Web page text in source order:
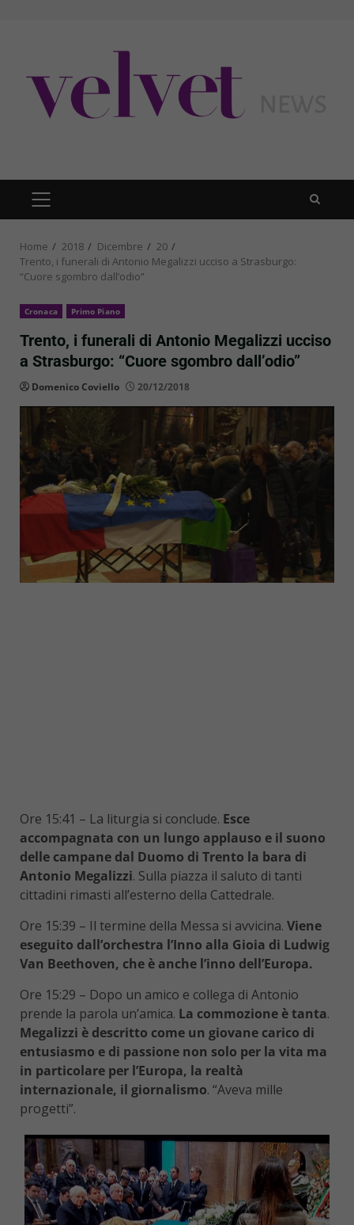
PRIMARY
MENU
Home 2018 Dicembre
20
Trento, i funerali di Antonio Megalizzi ucciso a Strasburgo:
“Cuore sgombro dall’odio”
Cronaca Primo Piano
Trento, i funerali di Antonio Megalizzi ucciso
a Strasburgo: “Cuore sgombro dall’odio”
Domenico Coviello 20/12/2018
Ore 15:41 – La liturgia si conclude. Esce
accompagnata con un lungo applauso e il suono
delle campane dal Duomo di Trento la bara di
Antonio Megalizzi. Sulla piazza il saluto di tanti
cittadini rimasti all’esterno della Cattedrale.
Ore 15:39 – Il termine della Messa si avvicina. Viene
eseguito dall’orchestra l’Inno alla Gioia di Ludwig
Van Beethoven, che è anche l’inno dell’Europa.
Ore 15:29 – Dopo un amico e collega di Antonio
prende la parola un’amica. La commozione è tanta.
Megalizzi è descritto come un giovane carico di
entusiasmo e di passione non solo per la vita ma
in particolare per l’Europa, la realtà
internazionale, il giornalismo. “Aveva mille
progetti”.